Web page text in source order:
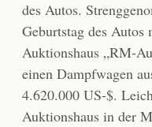
des Autos.
Geburtstag des Autos
Auktionshaus „RM-
einen Dampfwagen
4.620.000 US-$.
Auktionshaus in der